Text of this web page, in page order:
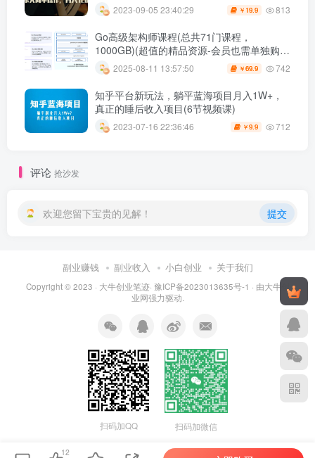
2023-09-05 23:40:29 ￥ 19.9 813
Go高级架构师课程(总共71门课程，
1000GB)(超值的精品资源-会员也需单独购买
哦)
2025-08-11 13:57:50 ￥69.9 742
知乎平台新玩法，躺平蓝海项目月入1W+，
真正的睡后收入项目(6节视频课)
2023-07-16 22:36:46 ￥9.9 712
评论 抢沙发
欢迎您留下宝贵的见解！ 提交
副业赚钱 副业收入 小白创业 关于我们
Copyright © 2023 · 大牛创业笔迹· 豫ICP备2023013635号-1 · 由大牛创
业网强力驱动.
扫码加QQ 扫码加微信
12